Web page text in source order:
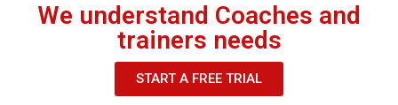
We understand Coaches and
trainers needs
START A FREE TRIAL